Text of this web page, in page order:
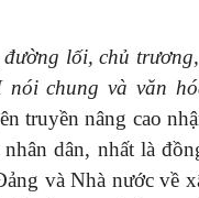
lối, chủ
nói chung và văn
truyền nâng cao
dân, nhất là
và Nhà nước về